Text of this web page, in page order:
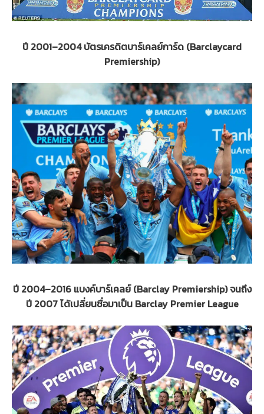
ปี 2001–2004 บัตรเครดิตบาร์เคลย์การ์ด (Barclaycard
Premiership)
ปี 2004–2016 แบงค์บาร์เคลย์ (Barclay Premiership) จนถึง
ปี 2007 ได้เปลี่ยนชื่อมาเป็น Barclay Premier League